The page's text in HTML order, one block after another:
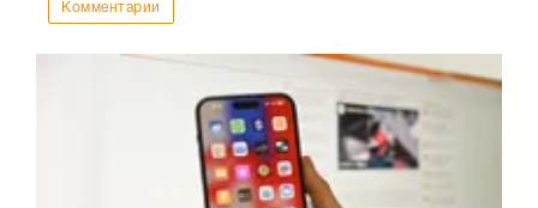
Комментарии